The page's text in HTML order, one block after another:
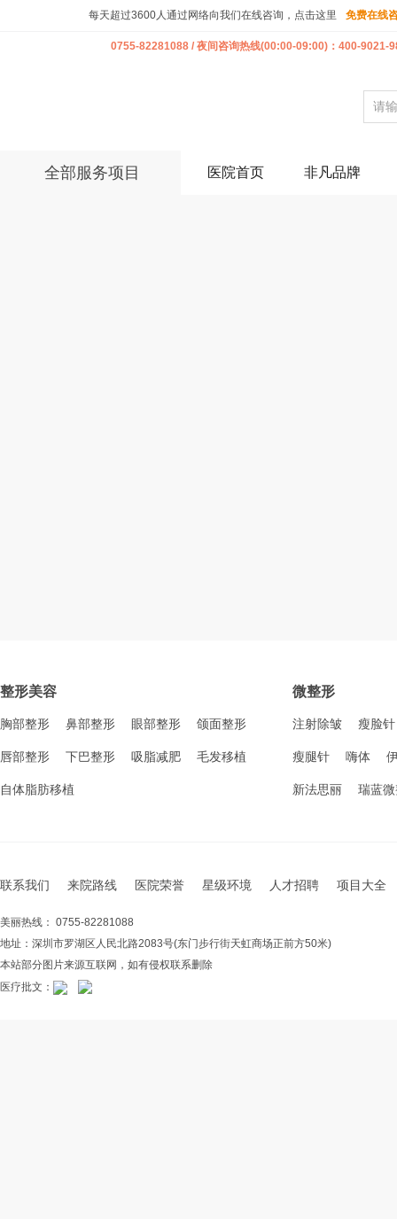
每天超过3600人通过网络向我们在线咨询，点击这里 免费在线
0755-82281088 / 夜间咨询热线(00:00-09:00)：400-9021-
全部服务项目 医院首页 非凡品牌
整形美容
胸部整形 鼻部整形 眼部整形 颌面整形
唇部整形 下巴整形 吸脂减肥 毛发移植
自体脂肪移植
微整形
注射除皱 瘦脸针
瘦腿针 嗨体
新法思丽 瑞蓝
联系我们 来院路线 医院荣誉 星级环境 人才招聘 项目大全
美丽热线： 0755-82281088
地址：深圳市罗湖区人民北路2083号(东门步行街天虹商场正前方50米)
本站部分图片来源互联网，如有侵权联系删除
医疗批文：